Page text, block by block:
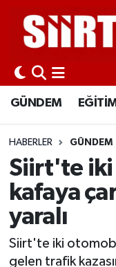
GÜNDEM
HABERLER GÜNDEM
Siirt'te
kafaya
yaralı
Siirt'te iki
gelen trafik
GÜNDEM
EĞİTİM
SİYASET
EKONOMİ
SPOR
KÜLTÜR-
Siirt Nöbetçi
Siirt Hava
Siirt Namaz
Siirt Trafik
Süper Lig
Son Dakika